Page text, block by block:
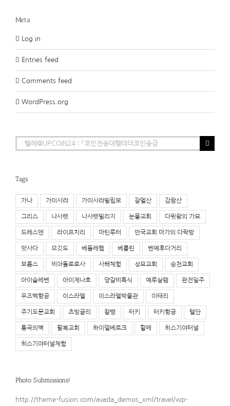
Meta
Log in
Entries feed
Comments feed
WordPress.org
Search
for:
Tags
가나 가이사랴 가이사랴빌립보 갈멜산 감람산
그리스 나사렛 나사렛빌리지 눈물교회 다윗왕의 가묘
드레스덴 라이프치리 마틴루터 만국교회 마가의 다락방
맛사다 므깃도 베들레헴 베를린 벤예후다거리
보름스 비아돌로로사 사해체험 성묘교회 승천교회
아이슬레벤 아이제나흐 양갈비특식 예루살렘 완전일주
우즈벡항공 이스라엘 이스라엘박물관 이태리
주기도문교회 츠빙글리 칼뱅 터키 터키항공 텔단
통곡의벽 팔복교회 하이델베르크 할레 히스기야터널
히스기야터널체험
Photo Submissions!
http://theme-fusion.com/avada_demos_xml/travel/wp-